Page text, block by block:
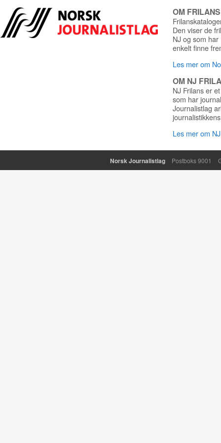
OM
Den viser de
NJ og som
enkelt finne
Les mer om
OM NJ
NJ Frilans er
som har
Journalistlag
Les mer om
Norsk Journalistlag Postboks 9001